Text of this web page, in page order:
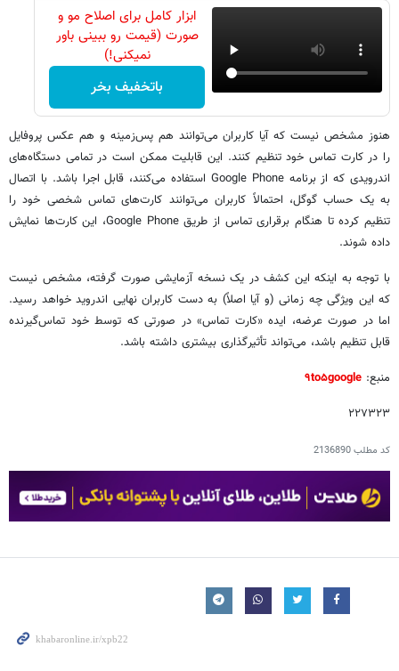
ابزار کامل برای اصلاح مو و
صورت (قیمت رو ببینی باور
نمیکنی!)
باتخفیف بخر
هنوز مشخص نیست که آیا کاربران می‌توانند هم پس‌زمینه و هم عکس پروفایل
را در کارت تماس خود تنظیم کنند. این قابلیت ممکن است در تمامی دستگاه‌های
اندرویدی که از برنامه Google Phone استفاده می‌کنند، قابل اجرا باشد. با اتصال
به یک حساب گوگل، احتمالاً کاربران می‌توانند کارت‌های تماس شخصی خود را
تنظیم کرده تا هنگام برقراری تماس از طریق Google Phone، این کارت‌ها نمایش
داده شوند.
با توجه به اینکه این کشف در یک نسخه آزمایشی صورت گرفته، مشخص نیست
که این ویژگی چه زمانی (و آیا اصلاً) به دست کاربران نهایی اندروید خواهد رسید.
اما در صورت عرضه، ایده «کارت تماس» در صورتی که توسط خود تماس‌گیرنده
قابل تنظیم باشد، می‌تواند تأثیرگذاری بیشتری داشته باشد.
منبع: ۹to۵google
۲۲۷۳۲۳
کد مطلب2136890